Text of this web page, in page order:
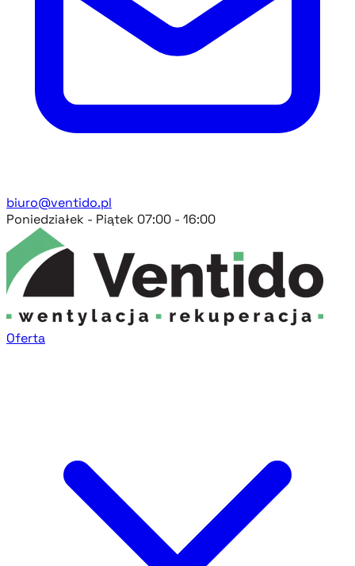
biuro@ventido.pl
Poniedziałek - Piątek 07:00 - 16:00
Oferta